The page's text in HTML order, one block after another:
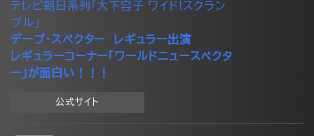
テレビ朝日系列「大下容子 ワイド!スクラン
ブル」
デーブ・スペクター レギュラー出演
レギュラーコーナー「ワールドニュースペクタ
ー」が面白い！！！
公式サイト